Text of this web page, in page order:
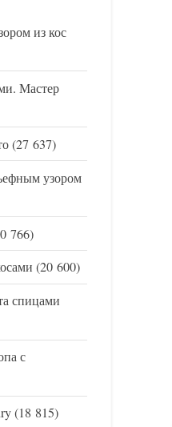
из кос
Мастер
(27 637)
узором
766)
(20 600)
спицами
с
(18 815)